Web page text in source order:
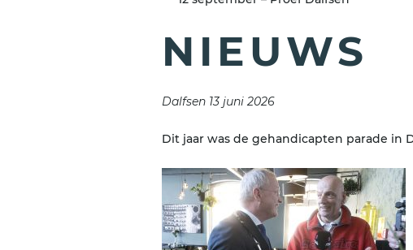
NIEUWS
Dalfsen 13 juni 2026
Dit jaar was de gehandicapten parade in